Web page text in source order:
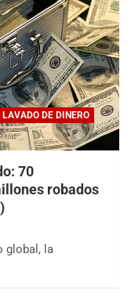
LAVADO DE DINERO
70
robados
global, la